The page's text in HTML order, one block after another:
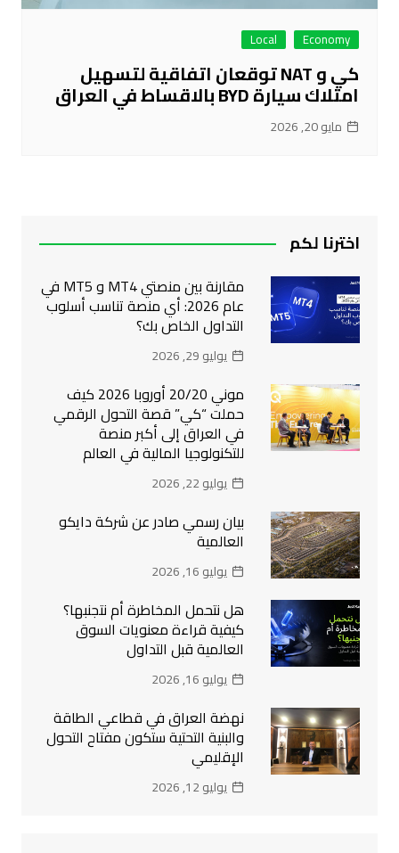
Economy
Local
كي و NAT توقعان اتفاقية لتسهيل
امتلاك سيارة BYD بالاقساط في العراق
مايو 20, 2026
اخترنا لكم
مقارنة بين منصتي MT4 و MT5 في
عام 2026: أي منصة تناسب أسلوب
التداول الخاص بك؟
يوليو 29, 2026
موني 20/20 أوروبا 2026 كيف
حملت “كي” قصة التحول الرقمي
في العراق إلى أكبر منصة
للتكنولوجيا المالية في العالم
يوليو 22, 2026
بيان رسمي صادر عن شركة دايكو
العالمية
يوليو 16, 2026
هل نتحمل المخاطرة أم نتجنبها؟
كيفية قراءة معنويات السوق
العالمية قبل التداول
يوليو 16, 2026
نهضة العراق في قطاعي الطاقة
والبنية التحتية ستكون مفتاح التحول
الإقليمي
يوليو 12, 2026